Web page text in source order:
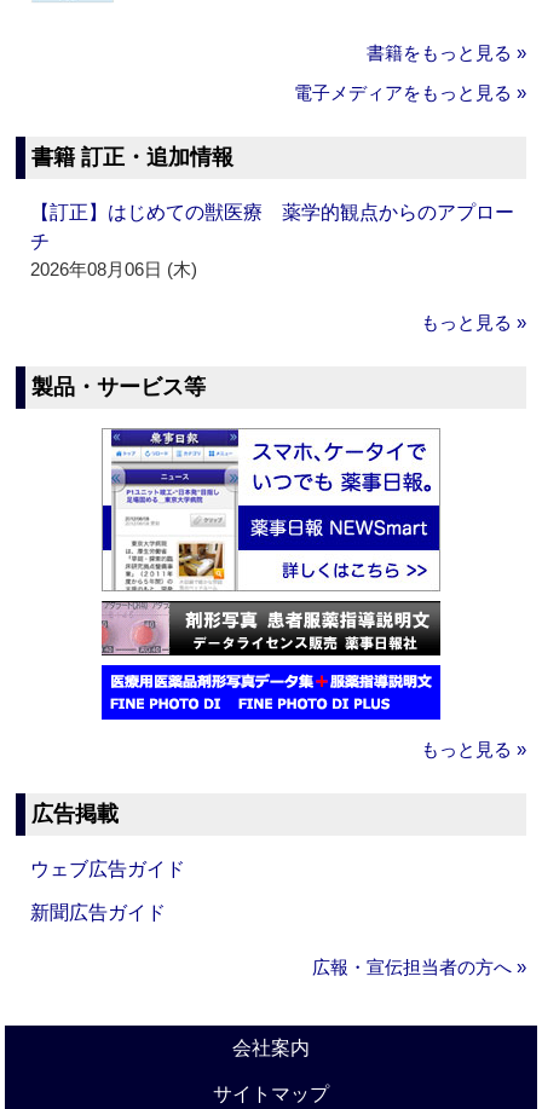
書籍をもっと見る »
電子メディアをもっと見る »
書籍 訂正・追加情報
【訂正】はじめての獣医療 薬学的観点からのアプロー
チ
2026年08月06日 (木)
もっと見る »
製品・サービス等
もっと見る »
広告掲載
ウェブ広告ガイド
新聞広告ガイド
広報・宣伝担当者の方へ »
会社案内
サイトマップ